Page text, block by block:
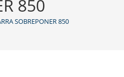
850
SOBREPONER 850